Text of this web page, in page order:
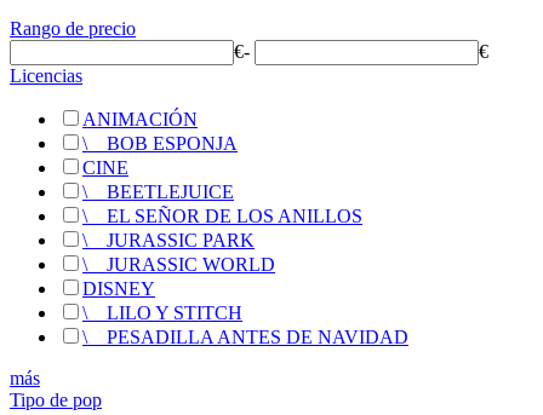
Rango de precio
€-
€
Licencias
ANIMACIÓN
\__ BOB ESPONJA
CINE
\__ BEETLEJUICE
\__ EL SEÑOR DE LOS ANILLOS
\__ JURASSIC PARK
\__ JURASSIC WORLD
DISNEY
\__ LILO Y STITCH
\__ PESADILLA ANTES DE NAVIDAD
más
Tipo de pop